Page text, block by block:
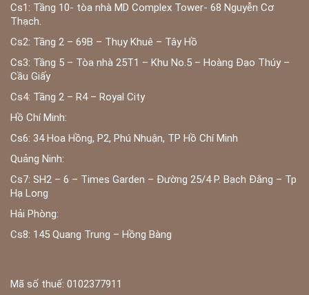
Cs1: Tầng 10- tòa nhà MD Complex Tower- 68 Nguyễn Cơ
Thạch.
Cs2: Tầng 2 – 69B – Thụy Khuê – Tây Hồ
Cs3: Tầng 5 – Tòa nhà 25T1 – Khu No.5 – Hoàng Đạo Thúy –
Cầu Giấy
Cs4: Tầng 2 – R4 – Royal City
Hồ Chí Minh:
Cs6: 34 Hoa Hồng, P2, Phú Nhuận, TP Hồ Chí Minh
Quảng Ninh:
Cs7: SH2 – 6 – Times Garden – Đường 25/4 P. Bạch Đằng – Tp
Hạ Long
Hải Phòng:
Cs8: 145 Quang Trung – Hồng Bàng
Mã số thuế: 0102377911